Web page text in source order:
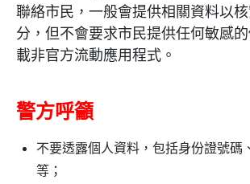
聯絡市民，一般會提供相關資料以
分，但不會要求市民提供任何敏感
載非官方流動應用程式。
警方呼籲
不要透露個人資料，包括身份證號碼
等；